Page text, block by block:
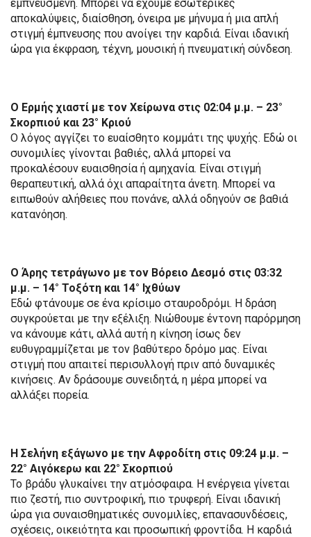
εμπνευσμένη. Μπορεί να έχουμε εσωτερικές
αποκαλύψεις, διαίσθηση, όνειρα με μήνυμα ή μια απλή
στιγμή έμπνευσης που ανοίγει την καρδιά. Είναι ιδανική
ώρα για έκφραση, τέχνη, μουσική ή πνευματική σύνδεση.
Ο Ερμής χιαστί με τον Χείρωνα στις 02:04 μ.μ. – 23°
Σκορπιού και 23° Κριού
Ο λόγος αγγίζει το ευαίσθητο κομμάτι της ψυχής. Εδώ οι
συνομιλίες γίνονται βαθιές, αλλά μπορεί να
προκαλέσουν ευαισθησία ή αμηχανία. Είναι στιγμή
θεραπευτική, αλλά όχι απαραίτητα άνετη. Μπορεί να
ειπωθούν αλήθειες που πονάνε, αλλά οδηγούν σε βαθιά
κατανόηση.
Ο Άρης τετράγωνο με τον Βόρειο Δεσμό στις 03:32
μ.μ. – 14° Τοξότη και 14° Ιχθύων
Εδώ φτάνουμε σε ένα κρίσιμο σταυροδρόμι. Η δράση
συγκρούεται με την εξέλιξη. Νιώθουμε έντονη παρόρμηση
να κάνουμε κάτι, αλλά αυτή η κίνηση ίσως δεν
ευθυγραμμίζεται με τον βαθύτερο δρόμο μας. Είναι
στιγμή που απαιτεί περισυλλογή πριν από δυναμικές
κινήσεις. Αν δράσουμε συνειδητά, η μέρα μπορεί να
αλλάξει πορεία.
Η Σελήνη εξάγωνο με την Αφροδίτη στις 09:24 μ.μ. –
22° Αιγόκερω και 22° Σκορπιού
Το βράδυ γλυκαίνει την ατμόσφαιρα. Η ενέργεια γίνεται
πιο ζεστή, πιο συντροφική, πιο τρυφερή. Είναι ιδανική
ώρα για συναισθηματικές συνομιλίες, επανασυνδέσεις,
σχέσεις, οικειότητα και προσωπική φροντίδα. Η καρδιά